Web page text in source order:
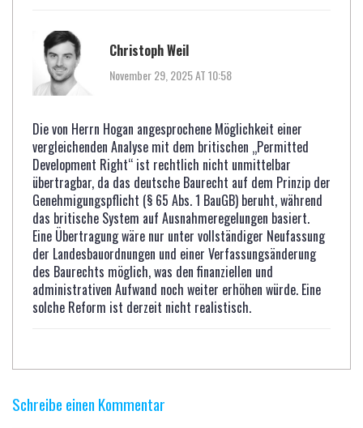
Christoph Weil
November 29, 2025 AT 10:58
Die von Herrn Hogan angesprochene Möglichkeit einer
vergleichenden Analyse mit dem britischen „Permitted
Development Right“ ist rechtlich nicht unmittelbar
übertragbar, da das deutsche Baurecht auf dem Prinzip der
Genehmigungspflicht (§ 65 Abs. 1 BauGB) beruht, während
das britische System auf Ausnahmeregelungen basiert.
Eine Übertragung wäre nur unter vollständiger Neufassung
der Landesbauordnungen und einer Verfassungsänderung
des Baurechts möglich, was den finanziellen und
administrativen Aufwand noch weiter erhöhen würde. Eine
solche Reform ist derzeit nicht realistisch.
Schreibe einen Kommentar